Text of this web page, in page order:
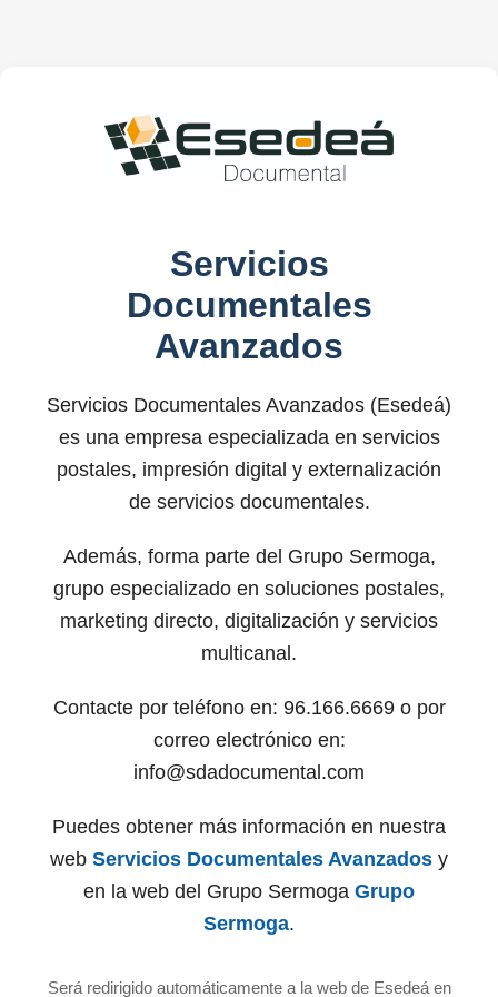
Servicios
Documentales
Avanzados
Servicios Documentales Avanzados (Esedeá)
es una empresa especializada en servicios
postales, impresión digital y externalización
de servicios documentales.
Además, forma parte del Grupo Sermoga,
grupo especializado en soluciones postales,
marketing directo, digitalización y servicios
multicanal.
Contacte por teléfono en: 96.166.6669 o por
correo electrónico en:
info@sdadocumental.com
Puedes obtener más información en nuestra
web Servicios Documentales Avanzados y
en la web del Grupo Sermoga Grupo
Sermoga.
Será redirigido automáticamente a la web de Esedeá en